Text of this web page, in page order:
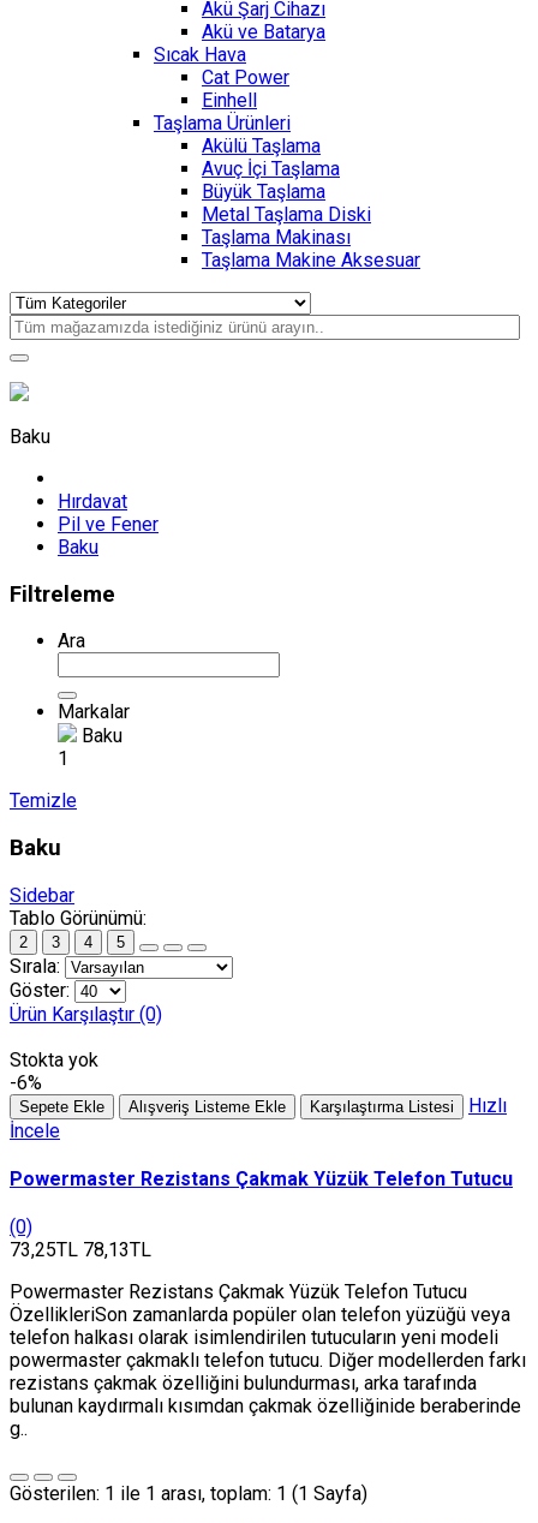
Akü Şarj Cihazı
Akü ve Batarya
Sıcak Hava
Cat Power
Einhell
Taşlama Ürünleri
Akülü Taşlama
Avuç İçi Taşlama
Büyük Taşlama
Metal Taşlama Diski
Taşlama Makinası
Taşlama Makine Aksesuar
Baku
Hırdavat
Pil ve Fener
Baku
Filtreleme
Ara
Markalar
Baku
1
Temizle
Baku
Sidebar
Tablo Görünümü:
2 3 4 5
Sırala:
Göster:
Ürün Karşılaştır (0)
Stokta yok
-6%
Sepete Ekle Alışveriş Listeme Ekle Karşılaştırma Listesi
Hızlı
İncele
Powermaster Rezistans Çakmak Yüzük Telefon Tutucu
(0)
73,25TL 78,13TL
Powermaster Rezistans Çakmak Yüzük Telefon Tutucu
ÖzellikleriSon zamanlarda popüler olan telefon yüzüğü veya
telefon halkası olarak isimlendirilen tutucuların yeni modeli
powermaster çakmaklı telefon tutucu. Diğer modellerden farkı
rezistans çakmak özelliğini bulundurması, arka tarafında
bulunan kaydırmalı kısımdan çakmak özelliğinide beraberinde
g..
Gösterilen: 1 ile 1 arası, toplam: 1 (1 Sayfa)